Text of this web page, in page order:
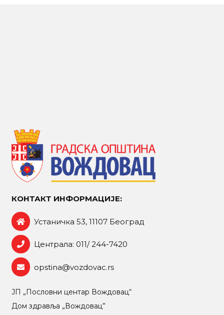
КОНТАКТ ИНФОРМАЦИЈЕ:
Устаничка 53, 11107 Београд
Централа: 011/ 244-7420
opstina@vozdovac.rs
ЈП „Пословни центар Вождовац“
Дом здравља „Вождовац”